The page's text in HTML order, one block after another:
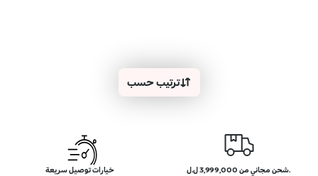
ترتيب حسب
.شحن مجاني من 3,999,000 ل.ل خيارات توصيل سريعة